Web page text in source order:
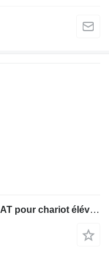
Moteur Caterpillar 1104C-44TG CAT pour chariot élévateur diesel